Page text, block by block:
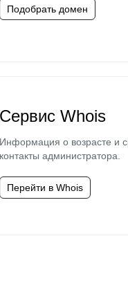
Подобрать домен
Сервис Whois
Информация о возрасте и
контакты администратора.
Перейти в Whois